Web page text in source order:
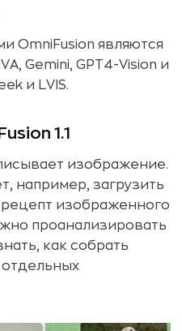
OmniFusion являются
Gemini, GPT4-Vision и
и LVIS.
1.1
изображение.
например, загрузить
изображенного
проанализировать
как собрать
отдельных